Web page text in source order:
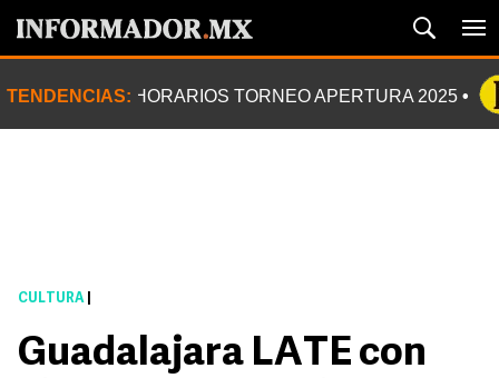
TENDENCIAS: HORARIOS TORNEO APERTURA 2025
CULTURA
Guadalajara LATE con